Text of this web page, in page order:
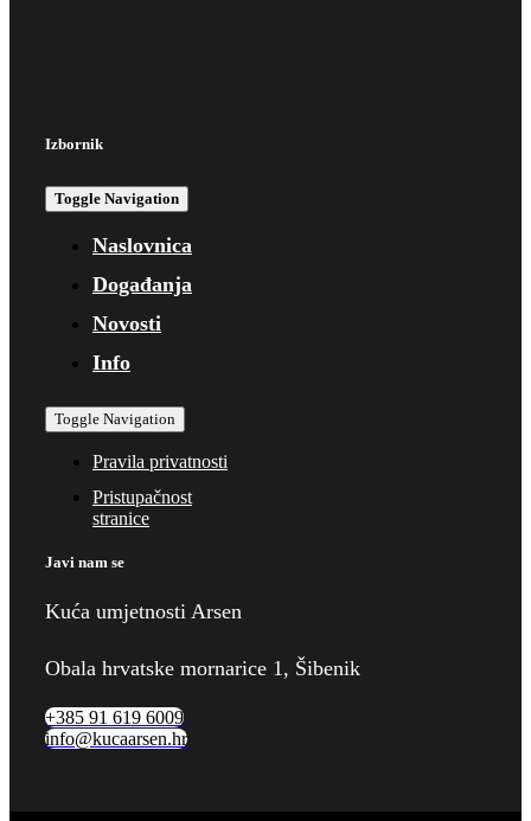
Izbornik
Toggle Navigation
Naslovnica
Događanja
Novosti
Info
Toggle Navigation
Pravila privatnosti
Pristupačnost
stranice
Javi nam se
Kuća umjetnosti Arsen
Obala hrvatske mornarice 1, Šibenik
+385 91 619 6009
info@kucaarsen.hr